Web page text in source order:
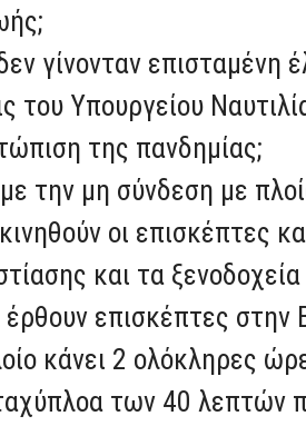
γίνονταν επισταμένη
του Υπουργείου
της πανδημίας;
την μη σύνδεση με
οι επισκέπτες
και τα
επισκέπτες στην
κάνει 2 ολόκληρες
των 40 λεπτών